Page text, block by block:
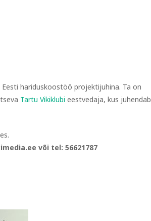
hariduskoostöö projektijuhina. Ta on
Tartu Vikiklubi eestvedaja, kus juhendab
või tel: 56621787